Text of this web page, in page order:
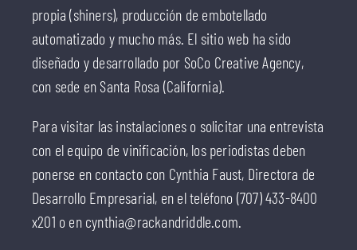
propia (shiners), producción de embotellado
automatizado y mucho más. El sitio web ha sido
diseñado y desarrollado por SoCo Creative Agency,
con sede en Santa Rosa (California).
Para visitar las instalaciones o solicitar una entrevista
con el equipo de vinificación, los periodistas deben
ponerse en contacto con Cynthia Faust, Directora de
Desarrollo Empresarial, en el teléfono (707) 433-8400
x201 o en cynthia@rackandriddle.com.